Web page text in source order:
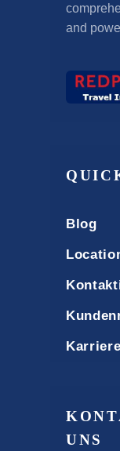
and
Blog
Karriere
UNS